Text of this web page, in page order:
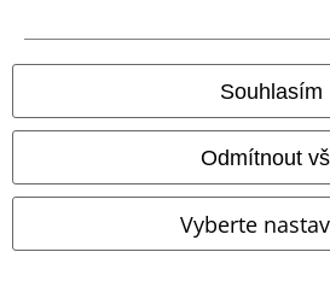
Souhlasím
Odmítnout
Vyberte
Staňte se součástí